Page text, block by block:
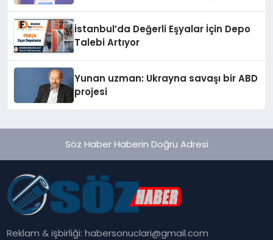
İstanbul’da Değerli Eşyalar İçin Depo
Talebi Artıyor
Yunan uzman: Ukrayna savaşı bir ABD
projesi
Söz Haber Haberin Doğru Adresi
Reklam & işbirliği:habersonuclari@gmail.com